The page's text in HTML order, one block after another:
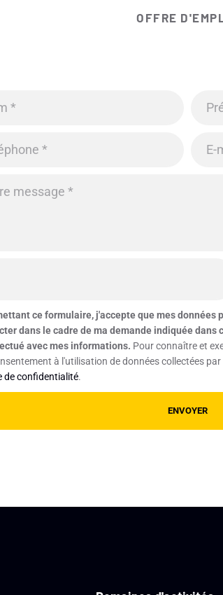
OFFRE
ce formulaire, j'accepte que mes
dans le cadre de ma demande indiquée
avec mes informations. Pour connaître et
à l'utilisation de données collectées
de confidentialité.
ENVOYER